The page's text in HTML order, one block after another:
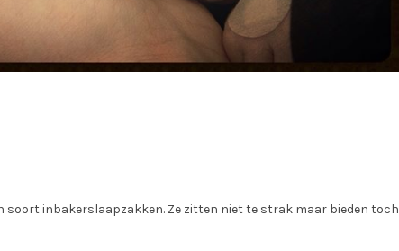
soort inbakerslaapzakken. Ze zitten niet te strak maar bieden toch